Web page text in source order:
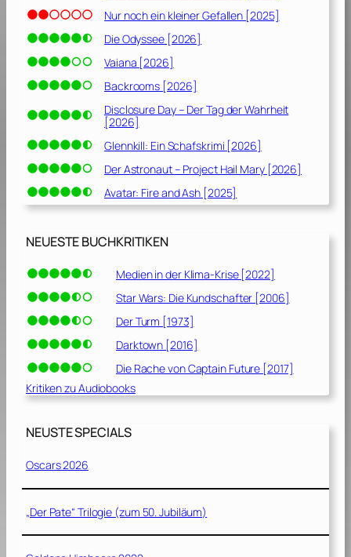
u
s
t
c
e
[
2
0
2
0
]
Nur noch ein kleiner Gefallen [2025]
Die Odyssee [2026]
Vaiana [2026]
Backrooms [2026]
Disclosure Day – Der Tag der Wahrheit
[2026]
Glennkill: Ein Schafskrimi [2026]
Der Astronaut – Project Hail Mary [2026]
Avatar: Fire and Ash [2025]
NEUESTE BUCHKRITIKEN
Medien in der Klima-Krise [2022]
Star Wars: Die Kundschafter [2006]
Der Turm [1973]
Darktown [2016]
Die Rache von Captain Future [2017]
Kritiken zu Audiobooks
NEUSTE SPECIALS
Oscars 2026
„Der Pate“ Trilogie (zum 50. Jubiläum)